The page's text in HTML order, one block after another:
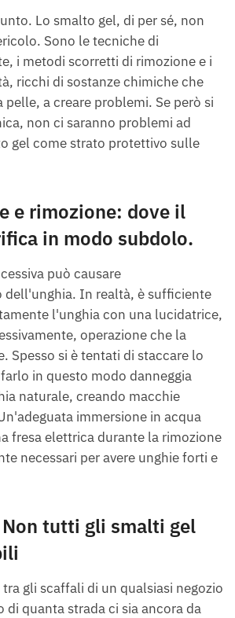
Lo smalto gel, di per sé, non
Sono le tecniche di
i metodi scorretti di rimozione e i
ricchi di sostanze chimiche che
pelle, a creare problemi. Se però si
non ci saranno problemi ad
gel come strato protettivo sulle
e rimozione: dove il
in modo subdolo.
può causare
dell'unghia. In realtà, è sufficiente
l'unghia con una lucidatrice,
operazione che la
Spesso si è tentati di staccare lo
in questo modo danneggia
naturale, creando macchie
immersione in acqua
fresa elettrica durante la rimozione
necessari per avere unghie forti e
tutti gli smalti gel
gli scaffali di un qualsiasi negozio
di quanta strada ci sia ancora da